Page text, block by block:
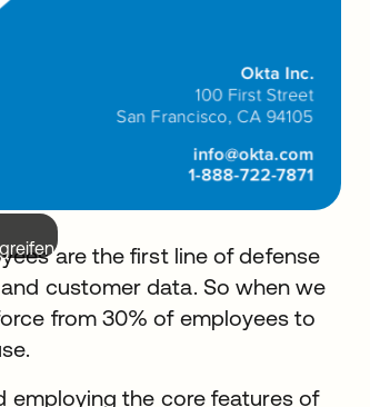
are the first line of defense
customer data. So when we
from 30% of employees to
employing the core features of